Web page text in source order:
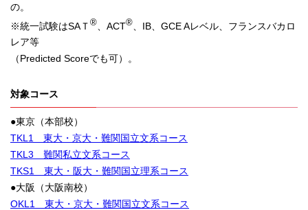
の。
※統一試験はSAＴ ® 、ACT® 、IB、GCE Aレベル、フランスバカロ
レア等
（Predicted Scoreでも可）。
対象コース
●東京（本部校）
TKL1 東大・京大・難関国立文系コース
TKL3 難関私立文系コース
TKS1 東大・阪大・難関国立理系コース
●大阪（大阪南校）
OKL1 東大・京大・難関国立文系コース